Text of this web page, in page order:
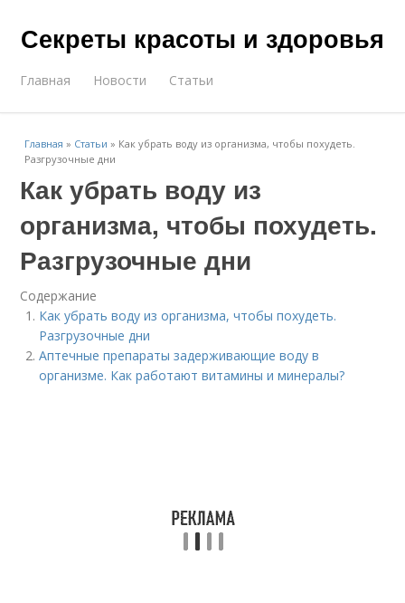
Секреты красоты и здоровья
Главная Новости Статьи
Главная » Статьи » Как убрать воду из организма, чтобы похудеть.
Разгрузочные дни
Как убрать воду из
организма, чтобы похудеть.
Разгрузочные дни
Содержание
Как убрать воду из организма, чтобы похудеть.
Разгрузочные дни
Аптечные препараты задерживающие воду в
организме. Как работают витамины и минералы?